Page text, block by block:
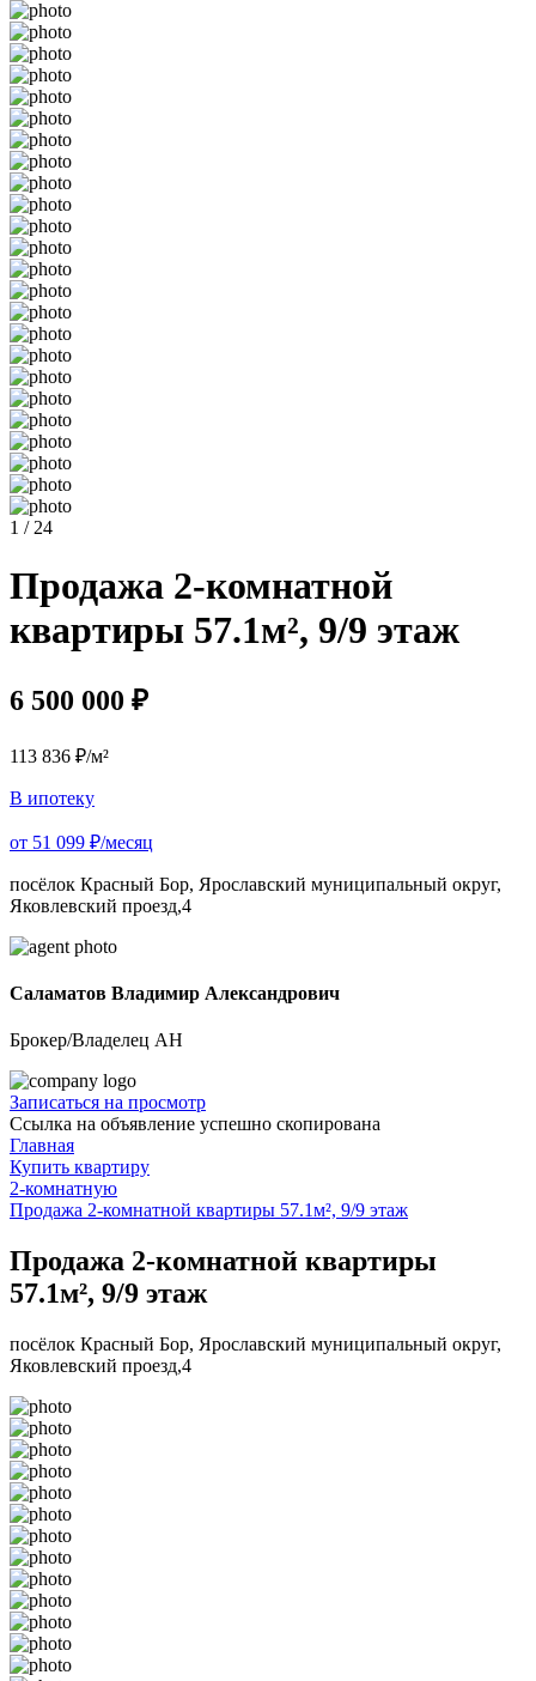
1 / 24
Продажа 2-комнатной
квартиры 57.1м², 9/9 этаж
6 500 000 ₽
113 836 ₽/м²
В ипотеку
от 51 099 ₽/месяц
посёлок Красный Бор, Ярославский муниципальный округ,
Яковлевский проезд,4
Саламатов Владимир Александрович
Брокер/Владелец АН
Записаться на просмотр
Ссылка на объявление успешно скопирована
Главная
Купить квартиру
2-комнатную
Продажа 2-комнатной квартиры 57.1м², 9/9 этаж
Продажа 2-комнатной квартиры
57.1м², 9/9 этаж
посёлок Красный Бор, Ярославский муниципальный округ,
Яковлевский проезд,4